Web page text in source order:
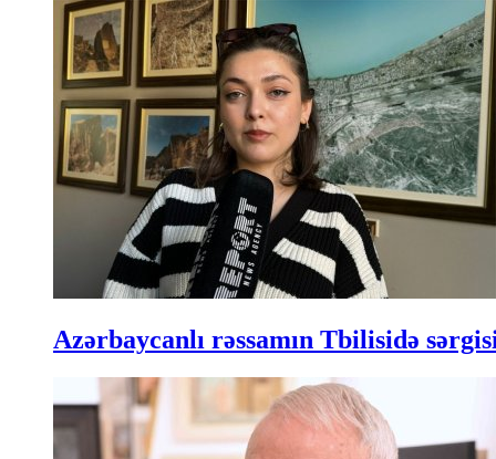
Azərbaycanlı rəssamın Tbilisidə